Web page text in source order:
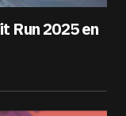
Run 2025 en